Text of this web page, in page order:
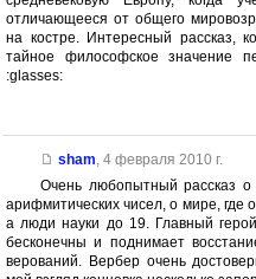
отличающееся от общего
на костре. Интересный рассказ,
тайное философское значение
:glasses:
sham 4 февраля 2010 г.
Очень любопытный рассказ о
арифмитических чисел, о мире, где
а люди науки до 19. Главный
бесконечны и поднимает
верований. Вербер очень